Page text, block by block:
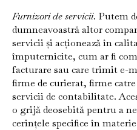
Furnizori de servicii. Putem
dumneavoastră altor
servicii și acționează în
împuternicite, cum ar fi
facturare sau care trimit e-
firme de curierat, firme
servicii de contabilitate.
o grijă deosebită pentru a
cerințele specifice în